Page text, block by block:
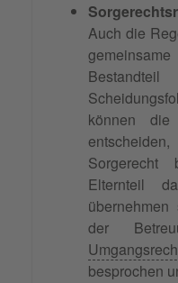
Auch die
können die
Elternteil
der
besprochen